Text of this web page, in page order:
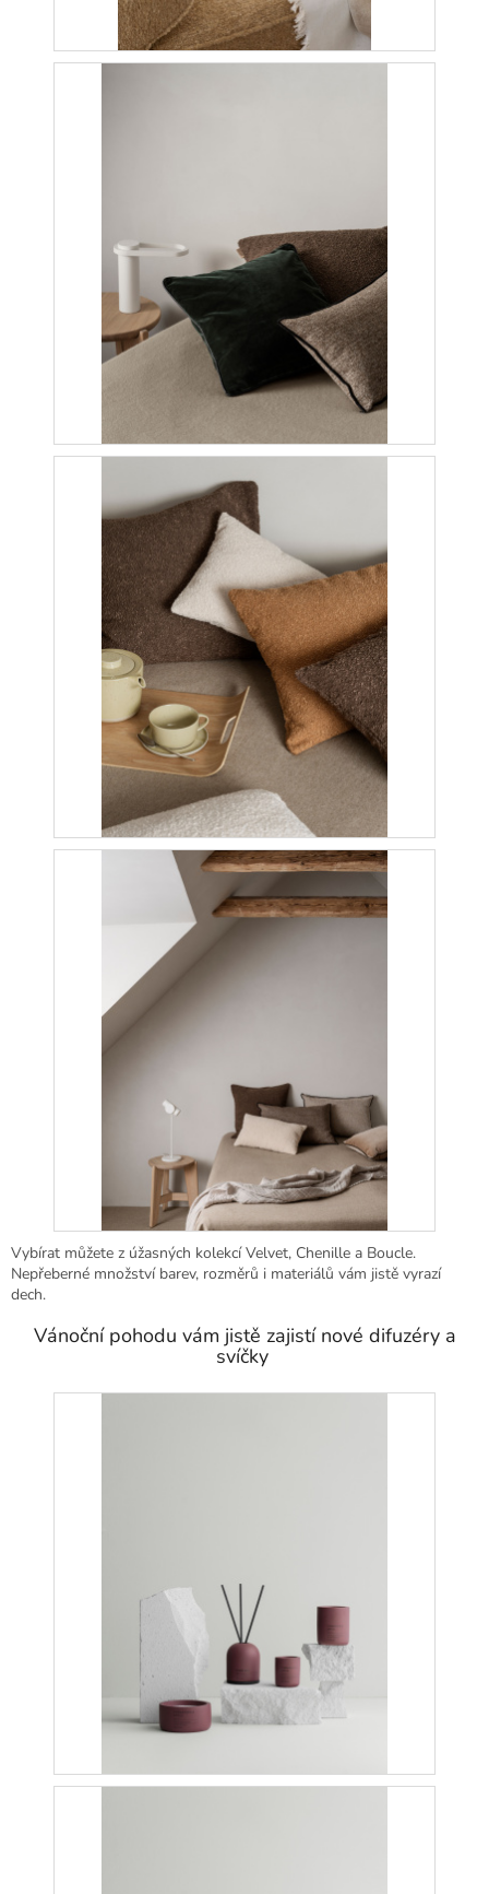
Vybírat můžete z úžasných kolekcí Velvet, Chenille a Boucle.
Nepřeberné množství barev, rozměrů i materiálů vám jistě vyrazí
dech.
Vánoční pohodu vám jistě zajistí nové difuzéry a
svíčky